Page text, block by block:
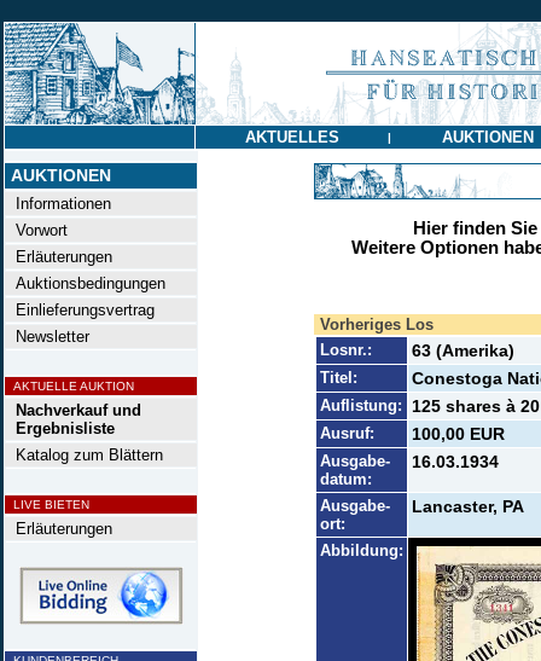
AKTUELLES | AUKTIONEN
AUKTIONEN
Informationen
Vorwort
Erläuterungen
Auktionsbedingungen
Einlieferungsvertrag
Newsletter
AKTUELLE AUKTION
Nachverkauf und
Ergebnisliste
Katalog zum Blättern
LIVE BIETEN
Erläuterungen
Hier finden
Weitere Optionen
Vorheriges Los
Losnr.:
63 (Amerika)
Titel: Conestoga
Auflistung: 125 shares à
Ausruf: 100,00 EUR
Ausgabe-
datum:
16.03.1934
Ausgabe-
ort:
Lancaster, PA
Abbildung: